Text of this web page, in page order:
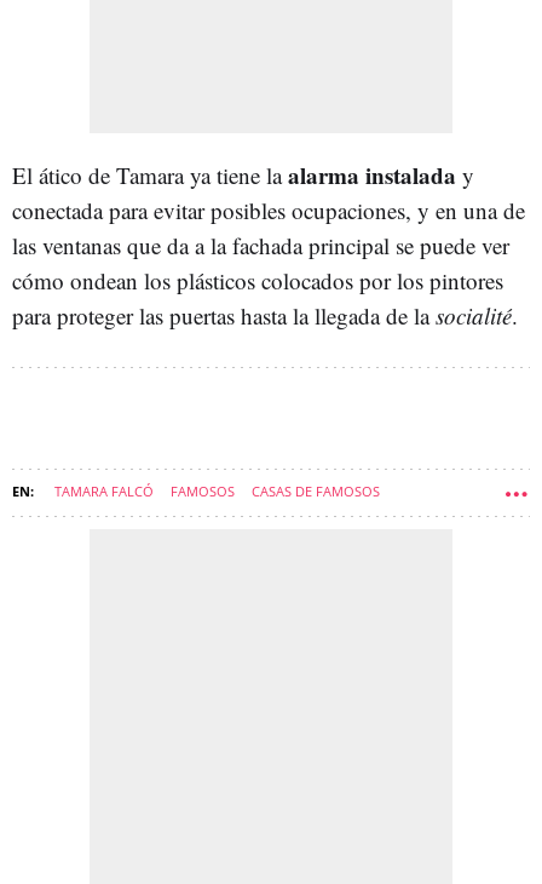
El ático de Tamara ya tiene laalarma instalada y
conectada para evitar posibles ocupaciones, y en una de
las ventanas que da a la fachada principal se puede ver
cómo ondean los plásticos colocados por los pintores
para proteger las puertas hasta la llegada de lasocialité.
TAMARA FALCÓ FAMOSOS CASAS DE FAMOSOS